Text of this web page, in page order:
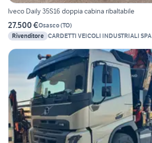
Iveco Daily 35S16 doppia cabina ribaltabile
27.500 €Osasco(TO)
Rivenditore CARDETTI VEICOLI INDUSTRIALI SPA